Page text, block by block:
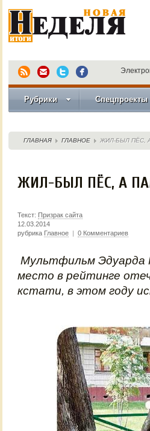
Рубрики Спецпроекты
ГЛАВНАЯ ГЛАВНОЕ ЖИЛ-БЫЛ ПЁС,
ЖИЛ-БЫЛ ПЁС, А
Текст: Призрак сайта
12.03.2014
рубрика Главное | 0 Комментариев
Мультфильм Эдуарда
место в рейтинге
кстати, в этом году